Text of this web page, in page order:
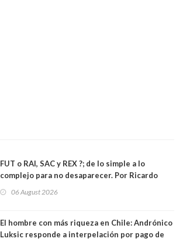
FUT o RAI, SAC y REX ?; de lo simple a lo
complejo para no desaparecer. Por Ricardo
06 August 2026
El hombre con más riqueza en Chile: Andrónico
Luksic responde a interpelación por pago de